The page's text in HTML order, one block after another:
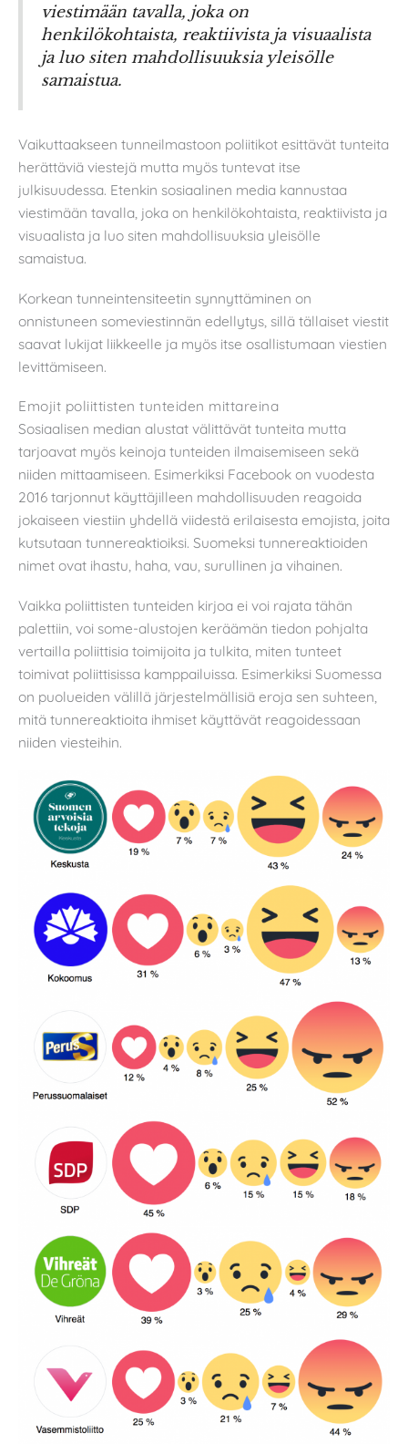
viestimään tavalla, joka on
henkilökohtaista, reaktiivista ja visuaalista
ja luo siten mahdollisuuksia yleisölle
samaistua.
Vaikuttaakseen tunneilmastoon poliitikot esittävät tunteita
herättäviä viestejä mutta myös tuntevat itse
julkisuudessa. Etenkin sosiaalinen media kannustaa
viestimään tavalla, joka on henkilökohtaista, reaktiivista ja
visuaalista ja luo siten mahdollisuuksia yleisölle
samaistua.
Korkean tunneintensiteetin synnyttäminen on
onnistuneen someviestinnän edellytys, sillä tällaiset viestit
saavat lukijat liikkeelle ja myös itse osallistumaan viestien
levittämiseen.
Emojit poliittisten tunteiden mittareina
Sosiaalisen median alustat välittävät tunteita mutta
tarjoavat myös keinoja tunteiden ilmaisemiseen sekä
niiden mittaamiseen. Esimerkiksi Facebook on vuodesta
2016 tarjonnut käyttäjilleen mahdollisuuden reagoida
jokaiseen viestiin yhdellä viidestä erilaisesta emojista, joita
kutsutaan tunnereaktioiksi. Suomeksi tunnereaktioiden
nimet ovat ihastu, haha, vau, surullinen ja vihainen.
Vaikka poliittisten tunteiden kirjoa ei voi rajata tähän
palettiin, voi some-alustojen keräämän tiedon pohjalta
vertailla poliittisia toimijoita ja tulkita, miten tunteet
toimivat poliittisissa kamppailuissa. Esimerkiksi Suomessa
on puolueiden välillä järjestelmällisiä eroja sen suhteen,
mitä tunnereaktioita ihmiset käyttävät reagoidessaan
niiden viesteihin.